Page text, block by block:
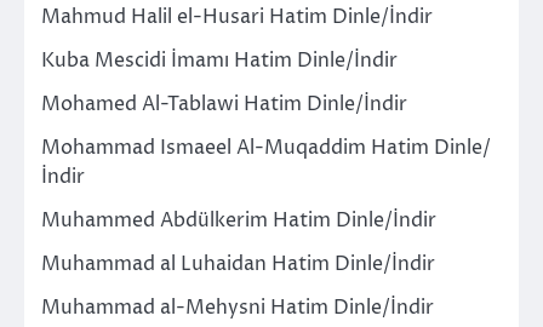
Mahmud Halil el-Husari Hatim Dinle/İndir
Kuba Mescidi İmamı Hatim Dinle/İndir
Mohamed Al-Tablawi Hatim Dinle/İndir
Mohammad Ismaeel Al-Muqaddim Hatim Dinle/
İndir
Muhammed Abdülkerim Hatim Dinle/İndir
Muhammad al Luhaidan Hatim Dinle/İndir
Muhammad al-Mehysni Hatim Dinle/İndir